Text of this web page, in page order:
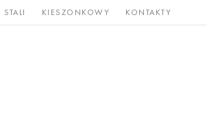
STALI KIESZONKOWY KONTAKTY
Stal Rzadkie i